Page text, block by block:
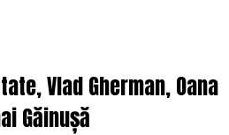
Vlad Gherman, Oana
Găinușă